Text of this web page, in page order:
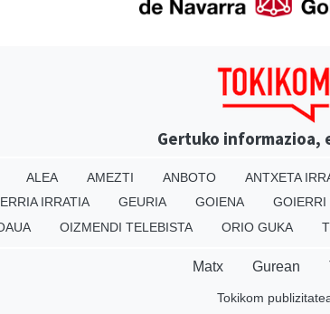
Gertuko informazioa,
ALEA AMEZTI ANBOTO ANTXETA
IRRATIA GEURIA GOIENA GOIERRI
OIZMENDI TELEBISTA ORIO GUKA
Matx Gurean
Tokikom